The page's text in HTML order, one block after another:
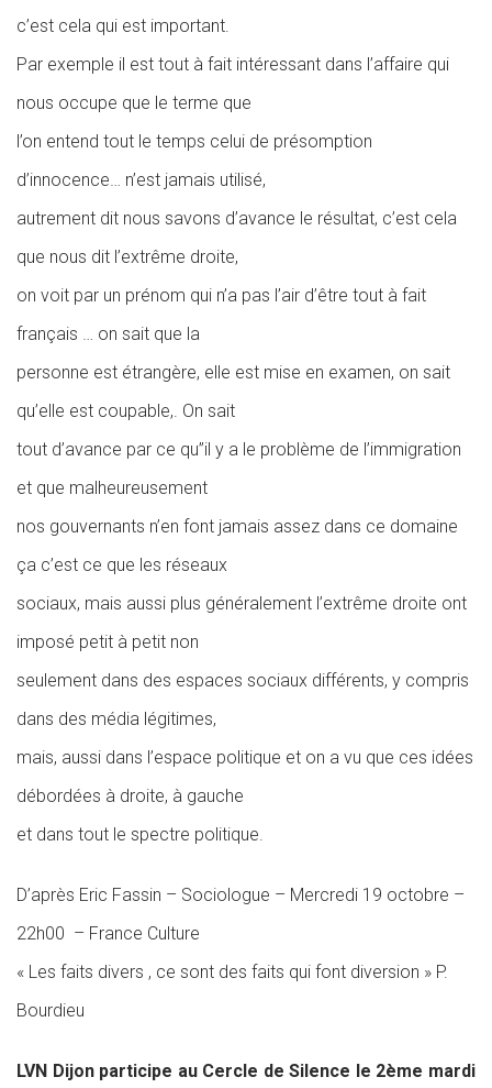
c’est cela qui est important.
Par exemple il est tout à fait intéressant dans l’affaire qui
nous occupe que le terme que
l’on entend tout le temps celui de présomption
d’innocence… n’est jamais utilisé,
autrement dit nous savons d’avance le résultat, c’est cela
que nous dit l’extrême droite,
on voit par un prénom qui n’a pas l’air d’être tout à fait
français … on sait que la
personne est étrangère, elle est mise en examen, on sait
qu’elle est coupable,. On sait
tout d’avance par ce qu’’il y a le problème de l’immigration
et que malheureusement
nos gouvernants n’en font jamais assez dans ce domaine
ça c’est ce que les réseaux
sociaux, mais aussi plus généralement l’extrême droite ont
imposé petit à petit non
seulement dans des espaces sociaux différents, y compris
dans des média légitimes,
mais, aussi dans l’espace politique et on a vu que ces idées
débordées à droite, à gauche
et dans tout le spectre politique.
D’après Eric Fassin – Sociologue – Mercredi 19 octobre –
22h00 – France Culture
« Les faits divers , ce sont des faits qui font diversion » P.
Bourdieu
LVN Dijon participe au Cercle de Silence le 2ème mardi